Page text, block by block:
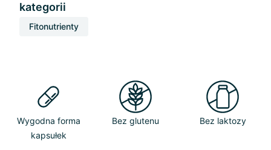
kategorii
Fitonutrienty
Wygodna forma
kapsułek
Bez glutenu Bez laktozy